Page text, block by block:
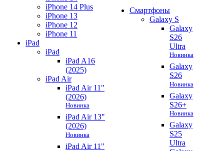
iPhone 14 Plus
iPhone 13
iPhone 12
iPhone 11
iPad
iPad
iPad A16
(2025)
iPad Air
iPad Air 11"
(2026)
Новинка
iPad Air 13"
(2026)
Новинка
iPad Air 11"
Смартфоны
Galaxy S
Galaxy
S26
Ultra
Новинка
Galaxy
S26
Новинка
Galaxy
S26+
Новинка
Galaxy
S25
Ultra